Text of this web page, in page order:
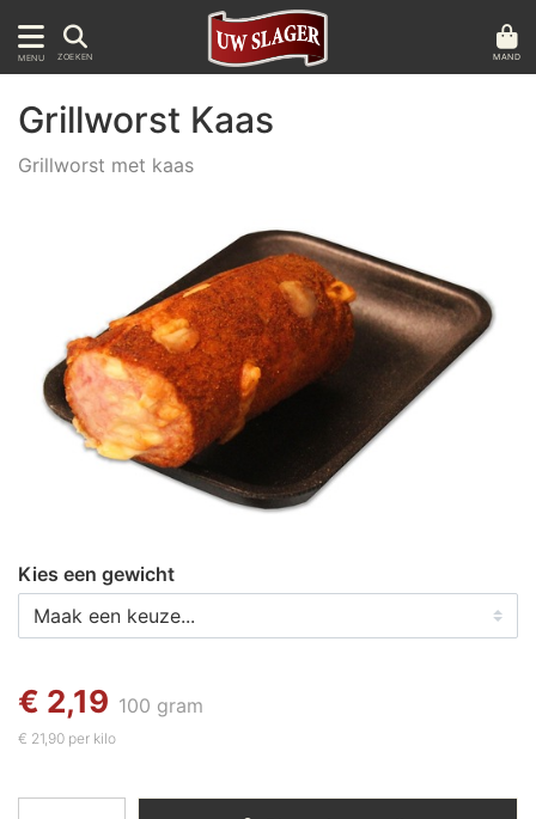
MENU ZOEKEN MAND
Grillworst Kaas
Grillworst met kaas
Kies een gewicht
€ 2,19 100 gram
€ 21,90 per kilo